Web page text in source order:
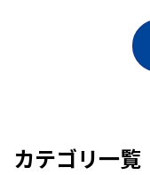
カテゴリ一覧